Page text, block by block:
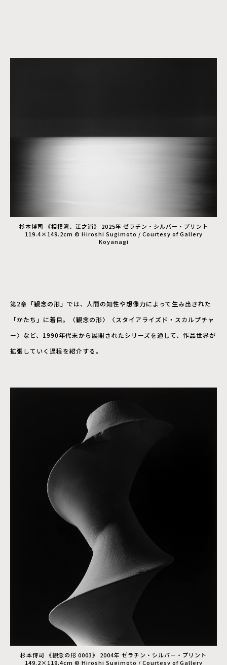
杉本博司 《相模湾、江之浦》 2025年 ゼラチン・シルバー・プリント
119.4×149.2cm © Hiroshi Sugimoto / Courtesy of Gallery
Koyanagi
第2章「観念の形」では、人間の知性や想像力によって生み出された
「かたち」に着目。〈観念の形〉〈スタイアライズド・スカルプチャ
ー〉など、1990年代末から展開されたシリーズを通して、作品世界が
拡張していく過程を紹介する。
杉本博司 《観念の形 0003》 2004年 ゼラチン・シルバー・プリント
149.2×119.4cm © Hiroshi Sugimoto / Courtesy of Gallery